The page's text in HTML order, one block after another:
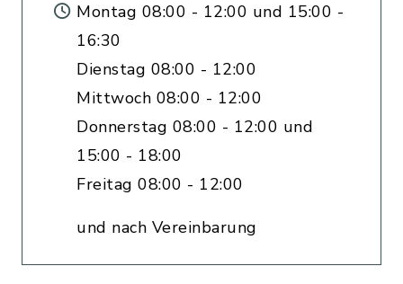
Montag 08:00 - 12:00 und 15:00 -
16:30
Dienstag 08:00 - 12:00
Mittwoch 08:00 - 12:00
Donnerstag 08:00 - 12:00 und
15:00 - 18:00
Freitag 08:00 - 12:00
und nach Vereinbarung